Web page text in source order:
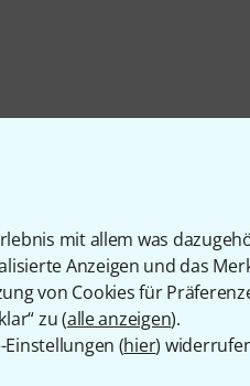
mit allem was
Anzeigen und das
von Cookies für
zu (alle anzeigen).
(hier)